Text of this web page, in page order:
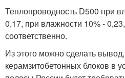
Теплопроводность D500 при
0,17, при влажности 10% -
соответственно.
Из этого можно сделать
керамзитобетонных блоков в